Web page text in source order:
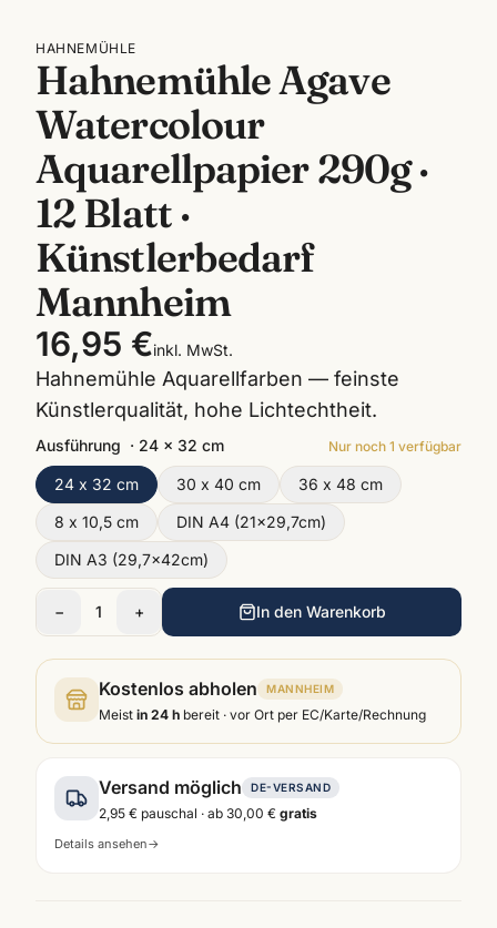
HAHNEMÜHLE
Hahnemühle Agave
Watercolour
Aquarellpapier 290g ·
12 Blatt ·
Künstlerbedarf
Mannheim
16,95 €inkl. MwSt.
Hahnemühle Aquarellfarben — feinste
Künstlerqualität, hohe Lichtechtheit.
Ausführung · 24 x 32 cm Nur noch 1 verfügbar
24 x 32 cm 30 x 40 cm
36 x 48 cm
8 x 10,5 cm
DIN A4 (21x29,7cm)
DIN A3 (29,7x42cm)
− 1 + In den Warenkorb
Kostenlos abholen MANNHEIM
Meist in 24 h bereit · vor Ort per EC/Karte/Rechnung
Versand möglich DE-VERSAND
2,95 € pauschal · ab 30,00 € gratis
Details ansehen→